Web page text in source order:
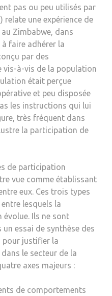
pas ou peu utilisés par
relate une expérience de
Zimbabwe, dans
faire adhérer la
par des
vis-à-vis de la population
était perçue
et peu disposée
les instructions qui lui
très fréquent dans
la participation de
de participation
vue comme établissant
eux. Ces trois types
lesquels la
Ils ne sont
essai de synthèse des
pour justifier la
le secteur de la
axes majeurs :
de comportements